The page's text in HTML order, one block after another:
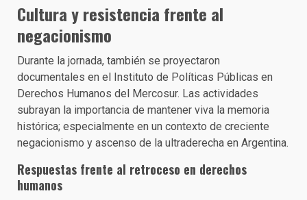
Cultura y resistencia frente al
negacionismo
Durante la jornada, también se proyectaron
documentales en el Instituto de Políticas Públicas en
Derechos Humanos del Mercosur. Las actividades
subrayan la importancia de mantener viva la memoria
histórica; especialmente en un contexto de creciente
negacionismo y ascenso de la ultraderecha en Argentina.
Respuestas frente al retroceso en derechos
humanos